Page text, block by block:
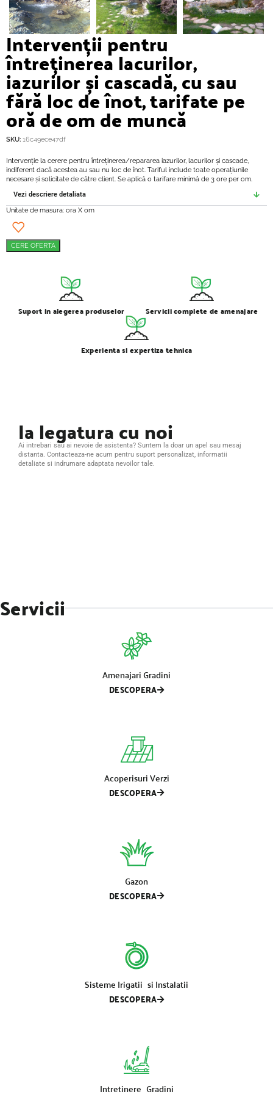
Intervenții pentru
întreținerea lacurilor,
iazurilor și cascadă, cu sau
fără loc de înot, tarifate pe
oră de om de muncă
SKU: 16c49ece47df
Intervenție la cerere pentru întreținerea/repararea iazurilor, lacurilor și cascade,
indiferent dacă acestea au sau nu loc de înot. Tariful include toate operațiunile
necesare și solicitate de către client. Se aplică o tarifare minimă de 3 ore per om.
Vezi descriere detaliata
Unitate de masura: ora X om
CERE OFERTA
Suport in alegerea produselor Servicii complete de amenajare
Experienta si expertiza tehnica
Ia legatura cu noi
Ai intrebari sau ai nevoie de asistenta? Suntem la doar un apel sau mesaj
distanta. Contacteaza-ne acum pentru suport personalizat, informatii
detaliate si indrumare adaptata nevoilor tale.
Servicii
Amenajari Gradini
DESCOPERA
Acoperisuri Verzi
DESCOPERA
Gazon
DESCOPERA
Sisteme Irigatii si Instalatii
DESCOPERA
Intretinere Gradini